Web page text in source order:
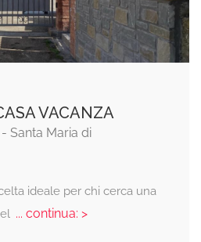
VACANZA
Santa Maria di
ideale per chi cerca una
... continua: >